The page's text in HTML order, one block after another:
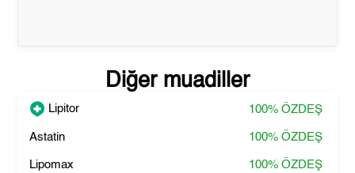
Diğer muadiller
Lipitor 100% ÖZDEŞ
Astatin 100% ÖZDEŞ
Lipomax 100% ÖZDEŞ